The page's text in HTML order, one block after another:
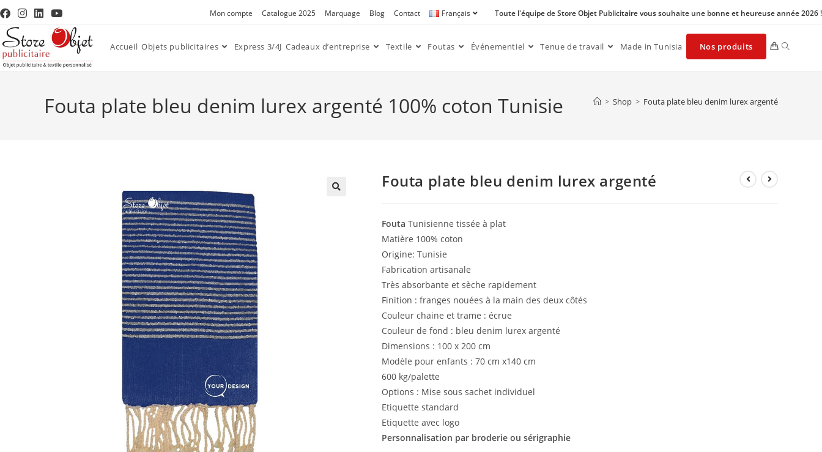
Mon compte Catalogue 2025 Marquage Blog Contact Français Toute l'équipe de Store Objet Publicitaire vous souhaite une bonne et heureuse année 2026 !
Accueil Objets publicitaires Express 3/4J Cadeaux d’entreprise Textile Foutas Événementiel Tenue de travail Made in Tunisia Nos produits
Fouta plate bleu denim lurex argenté 100% coton Tunisie > Shop > Fouta plate bleu denim lurex argenté
Fouta plate bleu denim lurex argenté
Fouta Tunisienne tissée à plat
Matière 100% coton
Origine: Tunisie
Fabrication artisanale
Très absorbante et sèche rapidement
Finition : franges nouées à la main des deux côtés
Couleur chaine et trame : écrue
Couleur de fond : bleu denim lurex argenté
Dimensions : 100 x 200 cm
Modèle pour enfants : 70 cm x140 cm
600 kg/palette
Options : Mise sous sachet individuel
Etiquette standard
Etiquette avec logo
Personnalisation par broderie ou sérigraphie